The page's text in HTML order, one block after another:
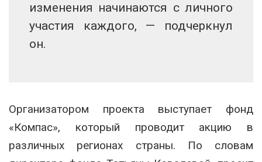
изменения начинаются с личного
участия каждого, — подчеркнул
он.
Организатором проекта выступает фонд
«Компас», который проводит акцию в
различных регионах страны. По словам